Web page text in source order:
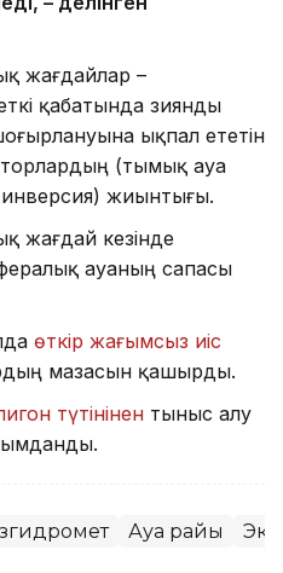
жағдайлар –
қабатында зиянды
ықпал ететін
(тымық ауа
жиынтығы.
жағдай кезінде
ауаның сапасы
өткір жағымсыз иіс
мазасын қашырды.
түтінінен тыныс алу
Ауа райы